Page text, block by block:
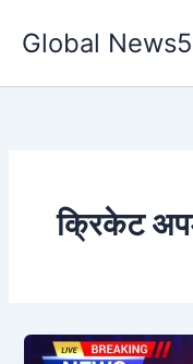
Global News5
क्रिकेट